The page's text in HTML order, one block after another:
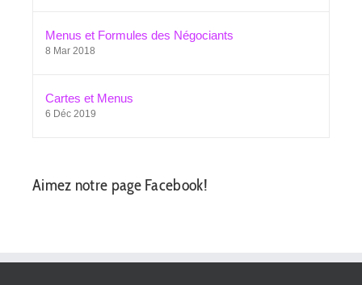
Menus et Formules des Négociants
8 Mar 2018
Cartes et Menus
6 Déc 2019
Aimez notre page Facebook!